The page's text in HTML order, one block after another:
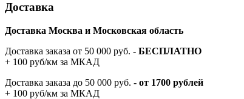
Доставка
Доставка Москва и Московская область
Доставка заказа от 50 000 руб. - БЕСПЛАТНО
+ 100 руб/км за МКАД
Доставка заказа до 50 000 руб. - от 1700 рублей
+ 100 руб/км за МКАД